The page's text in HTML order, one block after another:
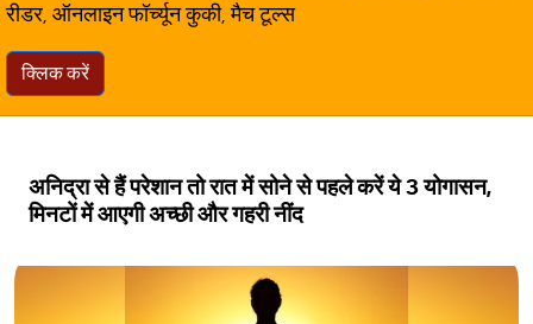
रीडर, ऑनलाइन फॉर्च्यून कुकी, मैच टूल्स
क्लिक करें
अनिद्रा से हैं परेशान तो रात में सोने से पहले करें ये 3 योगासन,
मिनटों में आएगी अच्छी और गहरी नींद